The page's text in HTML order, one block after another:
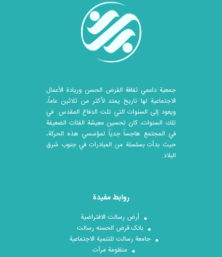
جمعية داعمي ثقافة القرض الحسن وريادة الأعمال
الاجتماعية لها تاريخ يمتد لأكثر من ثلاثين عاماً،
ويعود إلى السنوات التي تلت الدفاع المقدس. في
تلك السنوات، كان تحسين معيشة الفئات الضعيفة
في المجتمع هاجساً جدياً لمؤسسي هذه الحركة،
حيث بدأت بسلسلة من المبادرات في جنوب شرق
البلاد.
روابط مفيدة
أرض رسالت الافتراضية
بانک قرض الحسنه رسالت
جامعة رسالت للتنمية الاجتماعية
منظومة مرآت